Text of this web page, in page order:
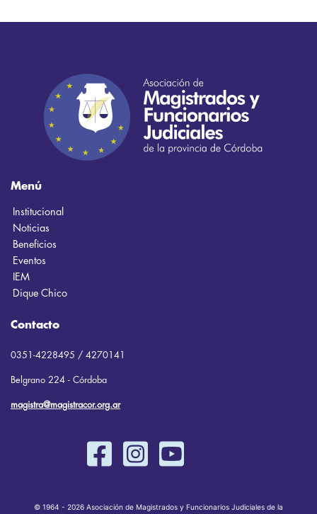
Menú
Institucional
Noticias
Beneficios
Eventos
IEM
Dique Chico
Contacto
0351-4228495 / 4270141
Belgrano 224 - Córdoba
magistra@magistracor.org.ar
© 1964 - 2026 Asociación de Magistrados y Funcionarios Judiciales de la